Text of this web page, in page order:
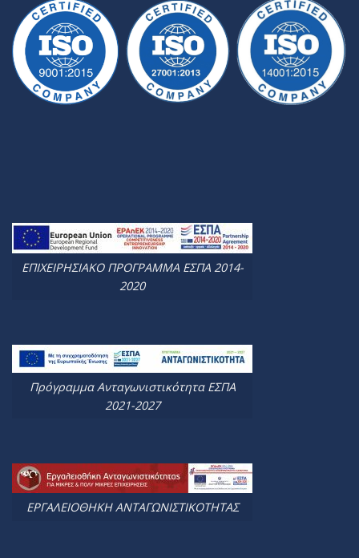
ΕΠΙΧΕΙΡΗΣΙΑΚΟ ΠΡΟΓΡΑΜΜΑ ΕΣΠΑ 2014-
2020
Πρόγραμμα Ανταγωνιστικότητα ΕΣΠΑ
2021-2027
ΕΡΓΑΛΕΙΟΘΗΚΗ ΑΝΤΑΓΩΝΙΣΤΙΚΟΤΗΤΑΣ